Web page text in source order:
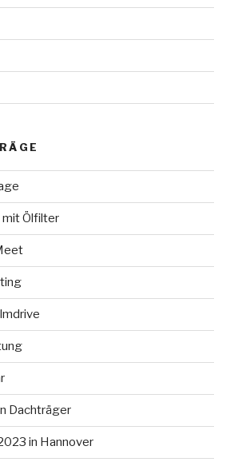
mit Ölfilter
Dachträger
in Hannover